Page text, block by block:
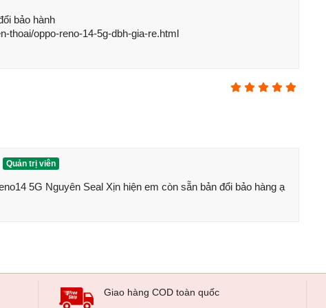
bảo hành
thoai/oppo-reno-14-5g-dbh-gia-re.html
Quản trị viên
5G Nguyên Seal Xịn hiện em còn sẵn bản đổi bảo hàng ạ
Giao hàng COD toàn quốc